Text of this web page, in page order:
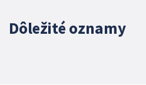
Dôležité oznamy